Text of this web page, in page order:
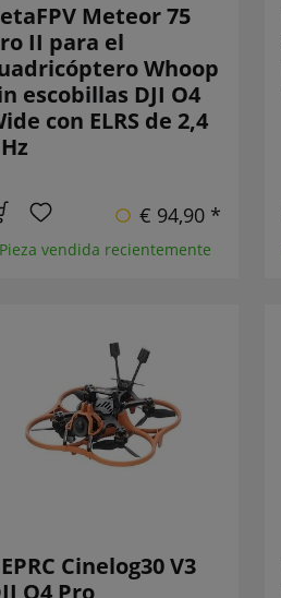
Meteor 75
II para el
Whoop
escobillas DJI O4
con ELRS de 2,4
€ 94,90 *
vendida recientemente
Cinelog30 V3